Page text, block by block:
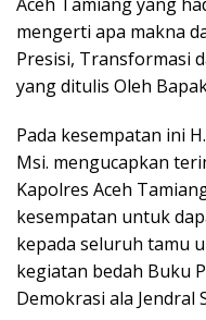
mengerti apa makna
Presisi, Transformasi
yang ditulis Oleh
Pada kesempatan ini
Msi. mengucapkan
Kapolres Aceh
kesempatan untuk
kepada seluruh tamu
kegiatan bedah Buku
Demokrasi ala Jendral